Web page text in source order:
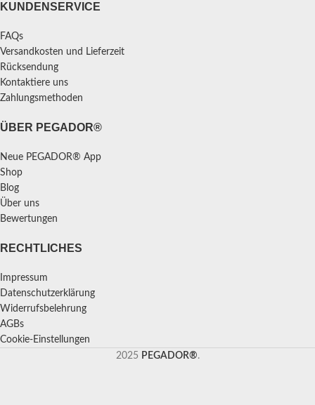
KUNDENSERVICE
FAQs
Versandkosten und Lieferzeit
Rücksendung
Kontaktiere uns
Zahlungsmethoden
ÜBER PEGADOR®
Neue PEGADOR® App
Shop
Blog
Über uns
Bewertungen
RECHTLICHES
Impressum
Datenschutzerklärung
Widerrufsbelehrung
AGBs
Cookie-Einstellungen
2025 PEGADOR®.